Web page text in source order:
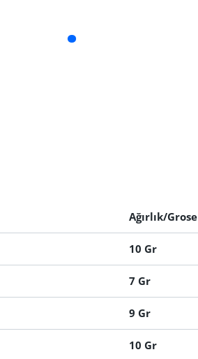
Ağırlık/Grose
10 Gr
7 Gr
9 Gr
10 Gr